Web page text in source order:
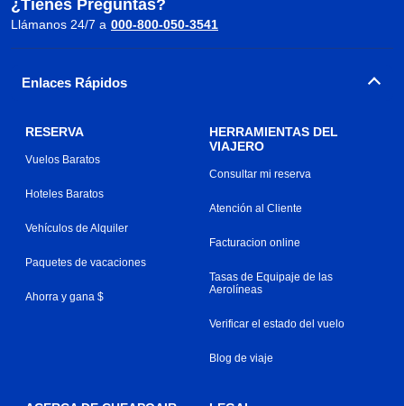
¿Tienes Preguntas?
Llámanos 24/7 a 000-800-050-3541
Enlaces Rápidos
RESERVA
Vuelos Baratos
Hoteles Baratos
Vehículos de Alquiler
Paquetes de vacaciones
Ahorra y gana $
HERRAMIENTAS DEL
VIAJERO
Consultar mi reserva
Atención al Cliente
Facturacion online
Tasas de Equipaje de las
Aerolíneas
Verificar el estado del vuelo
Blog de viaje